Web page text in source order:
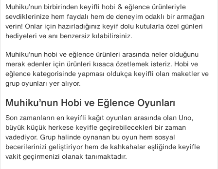
Muhiku’nun birbirinden keyifli hobi & eğlence ürünleriyle
sevdiklerinize hem faydalı hem de deneyim odaklı bir armağan
verin! Onlar için hazırladığınız keyif dolu kutularla özel günleri
hediyeleri ve anı benzersiz kılabilirsiniz.
Muhiku’nun hobi ve eğlence ürünleri arasında neler olduğunu
merak edenler için ürünleri kısaca özetlemek isteriz. Hobi ve
eğlence kategorisinde yapması oldukça keyifli olan maketler ve
grup oyunları yer alıyor.
Muhiku’nun Hobi ve Eğlence Oyunları
Son zamanların en keyifli kağıt oyunları arasında olan Uno,
büyük küçük herkese keyifle geçirebilecekleri bir zaman
vadediyor. Grup halinde oynanan bu oyun hem sosyal
becerilerinizi geliştiriyor hem de kahkahalar eşliğinde keyifle
vakit geçirmenizi olanak tanımaktadır.